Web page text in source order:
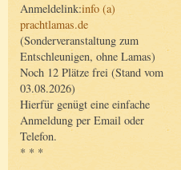
Anmeldelink:info (a)
prachtlamas.de
(Sonderveranstaltung zum
Entschleunigen, ohne Lamas)
Noch 12 Plätze frei (Stand vom
03.08.2026)
Hierfür genügt eine einfache
Anmeldung per Email oder
Telefon.
* * *